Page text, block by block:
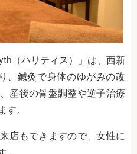
（ハリティス）」は、西新
、鍼灸で身体のゆがみの改
産後の骨盤調整や逆子治療
す。
店もできますので、女性に